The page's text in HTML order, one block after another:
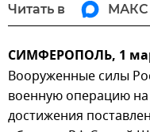
Читать в МАКС
СИМФЕРОПОЛЬ, 1
Вооруженные силы
военную операцию
достижения